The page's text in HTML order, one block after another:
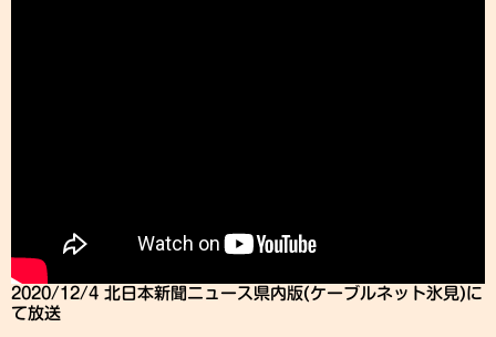
2020/12/4 北日本新聞ニュース県内版(ケーブルネット氷見)に
て放送